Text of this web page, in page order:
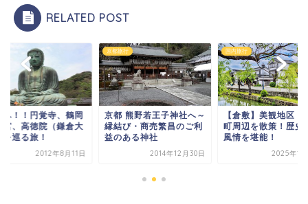
RELATED POST
熊野若王子神社へ～
び・商売繁昌のご利
ある神社
2014年12月30日
国内旅行
【倉敷】美観地区・城下
町周辺を散策！歴史ある
風情を堪能！
2025年1月29日
お寺
鎌倉へ！！円覚寺、
八幡宮、高徳院（鎌
仏）を巡る旅！
2012年8